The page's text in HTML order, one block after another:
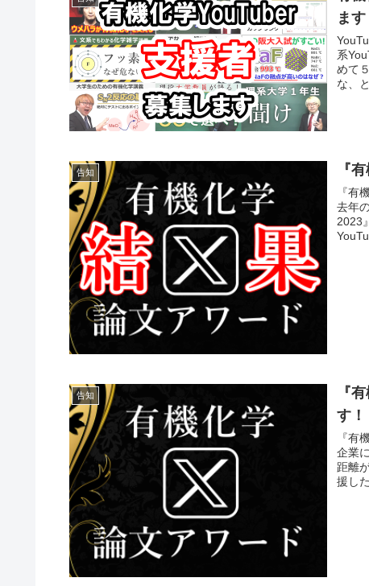
ます
系
めて
な、
告知 『
『有
去年
2023
告知
『
す！
『有
企業
距離
援し